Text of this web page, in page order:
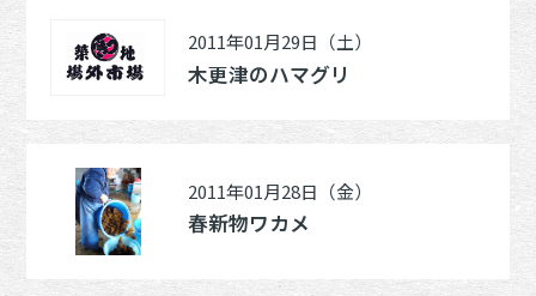
2011年01月29日（土）
木更津のハマグリ
2011年01月28日（金）
春新物ワカメ